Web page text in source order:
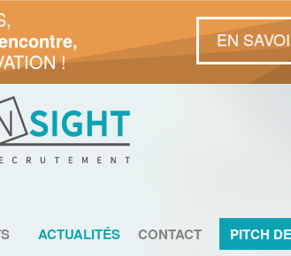
!
EN
ACTUALITÉS CONTACT PITCH